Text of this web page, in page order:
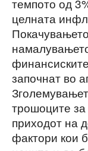
целната
започнат во
трошоците
приходот на
фактори кои